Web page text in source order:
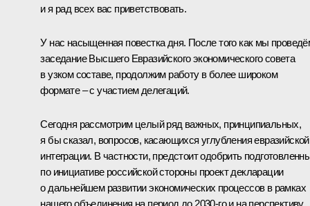
и я рад всех вас приветствовать.
У нас насыщенная повестка дня. После того как мы
заседание Высшего Евразийского экономического совета
в узком составе, продолжим работу в более широком
формате – с участием делегаций.
Сегодня рассмотрим целый ряд важных, принципиальных,
я бы сказал, вопросов, касающихся углубления евразийской
интеграции. В частности, предстоит одобрить
по инициативе российской стороны проект декларации
о дальнейшем развитии экономических процессов в рамках